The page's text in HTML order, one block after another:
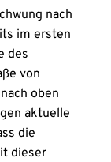
nach
im ersten
des
von
oben
aktuelle
die
dieser